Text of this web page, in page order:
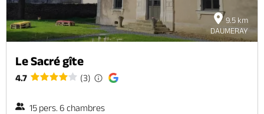
9.5 km
DAUMERAY
Le Sacré gîte
4.7 (3)
15 pers. 6 chambres